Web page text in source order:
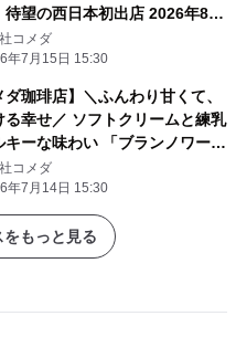
待望の西日本初出店 2026年8月
県、今冬には大阪府へもオープ
コメダ
年7月15日 15:30
ダ珈琲店】＼ふんわり甘くて、
る幸せ／ ソフトクリームと練乳
キーな味わい 「ブランノワー
ブランネージュ」を 2026年7月
)より季節限定で全国販売開
コメダ
年7月14日 15:30
もっと見る